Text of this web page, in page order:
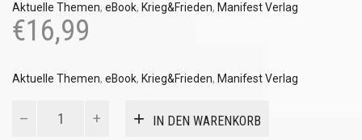
Aktuelle Themen, eBook, Krieg&Frieden, Manifest Verlag
€16,99
Aktuelle Themen, eBook, Krieg&Frieden, Manifest Verlag
IN DEN WARENKORB